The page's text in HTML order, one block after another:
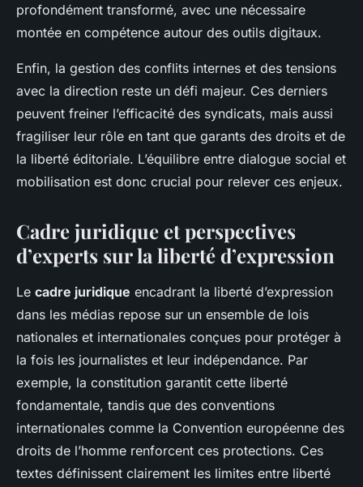
profondément transformé, avec une nécessaire
montée en compétence autour des outils digitaux.
Enfin, la gestion des conflits internes et des tensions
avec la direction reste un défi majeur. Ces derniers
peuvent freiner l’efficacité des syndicats, mais aussi
fragiliser leur rôle en tant que garants des droits et de
la liberté éditoriale. L’équilibre entre dialogue social et
mobilisation est donc crucial pour relever ces enjeux.
Cadre juridique et perspectives
d’experts sur la liberté d’expression
Le cadre juridique encadrant la liberté d’expression
dans les médias repose sur un ensemble de lois
nationales et internationales conçues pour protéger à
la fois les journalistes et leur indépendance. Par
exemple, la constitution garantit cette liberté
fondamentale, tandis que des conventions
internationales comme la Convention européenne des
droits de l’homme renforcent ces protections. Ces
textes définissent clairement les limites entre liberté